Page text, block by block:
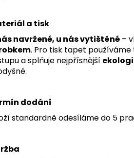
a tisk
navržené, u nás vytištěné –
. Pro tisk tapet
a splňuje nejpřísnější
dodání
standardně odesíláme do 5